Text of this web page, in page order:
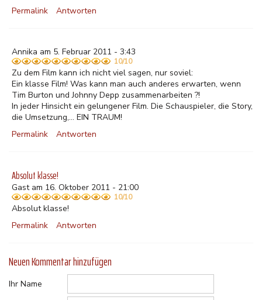
Permalink
Antworten
Annika am 5. Februar 2011 - 3:43
10/10
Zu dem Film kann ich nicht viel sagen, nur soviel:
Ein klasse Film! Was kann man auch anderes erwarten, wenn
Tim Burton und Johnny Depp zusammenarbeiten ?!
In jeder Hinsicht ein gelungener Film. Die Schauspieler, die Story,
die Umsetzung,... EIN TRAUM!
Permalink
Antworten
Absolut klasse!
Gast am 16. Oktober 2011 - 21:00
10/10
Absolut klasse!
Permalink
Antworten
Neuen Kommentar hinzufügen
Ihr Name